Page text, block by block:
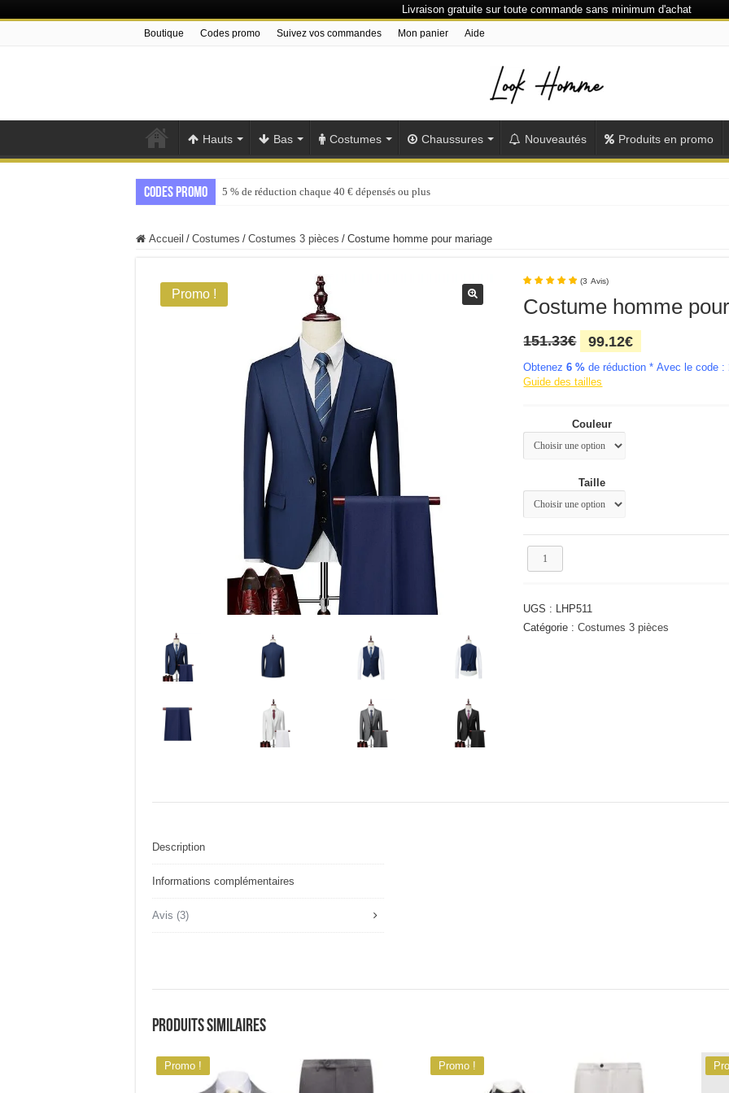
Livraison gratuite sur toute commande sans minimum d'achat
Boutique Codes promo Suivez vos commandes Mon panier Aide
Hauts Bas Costumes Chaussures Nouveautés Produits en promo
Codes promo 5 % de réduction chaque 40 € dépensés ou plus
Accueil / Costumes / Costumes 3 pièces / Costume homme pour mariage
Promo !
(3 Avis)
Costume homme
151.33€
Le
prix
initial
était :
99.12€
prix
actuel
Obtenez 6 %de réduction * Avec le code :
Guide des tailles
Couleur
Taille
quantité
pour
mariage
UGS : LHP511
Catégorie :Costumes 3 pièces
Description
Informations complémentaires
Avis (3)
Produits similaires
Promo ! Promo !